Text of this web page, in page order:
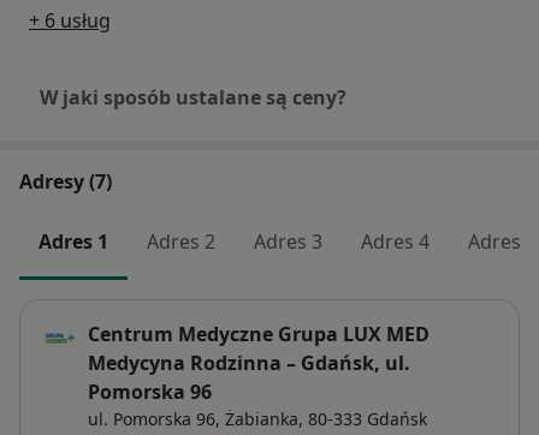
+ 6 usług
W jaki sposób ustalane są ceny?
Adresy (7)
Adres 1 Adres 2 Adres 3 Adres 4 Adres 5
Centrum Medyczne Grupa LUX MED
Medycyna Rodzinna – Gdańsk, ul.
Pomorska 96
ul. Pomorska 96, Żabianka, 80-333 Gdańsk